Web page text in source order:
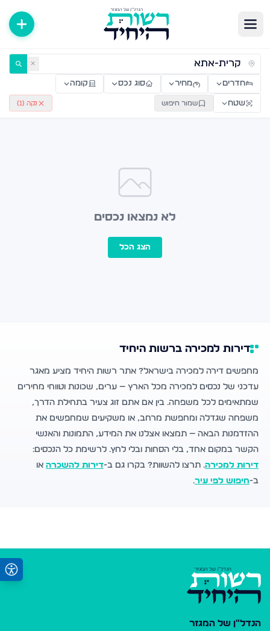
דירות למכירה ולהשכרה — רשות היחיד ✕
חדרים מחיר סוג נכס קומה
שטח שמור חיפוש נקה ( 1
)
לא נמצאו נכסים
הצג הכל
דירות למכירה ברשות היחיד
מחפשים דירה למכירה בישראל? אתר רשות היחיד מציע מאגר
עדכני של נכסים למכירה מכל הארץ — ערים, שכונות וטווחי מחירים
שמתאימים לכל משפחה. בין אם אתם זוג צעיר בתחילת הדרך,
משפחה שגדלה ומחפשת מרחב, או משקיעים שמחפשים את
ההזדמנות הבאה — תמצאו אצלנו את המידע, התמונות והאנשי
הקשר במקום אחד, בלי הסחות ובלי לחץ. לרשימת כל הנכסים:
דירות למכירה. תרצו להשוות? בקרו גם ב-דירות להשכרה או
ב-חיפוש לפי עיר.
הנדל"ן של המגזר